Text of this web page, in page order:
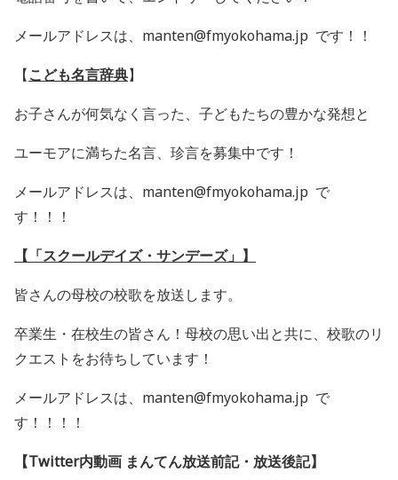
メールアドレスは、manten@fmyokohama.jp です！！
【こども名言辞典】
お子さんが何気なく言った、 子どもたちの豊かな発想と
ユーモアに満ちた名言、珍言を募集中です！
メールアドレスは、manten@fmyokohama.jp で
す！！！
【「スクールデイズ・サンデーズ」】
皆さんの母校の校歌を放送します。
卒業生・在校生の皆さん！母校の思い出と共に、校歌のリ
クエストをお待ちしています！
メールアドレスは、manten@fmyokohama.jp で
す！！！！
【Twitter内動画 まんてん放送前記・放送後記】